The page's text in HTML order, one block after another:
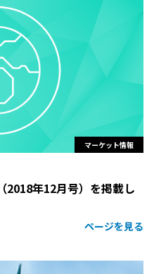
マーケット情報
2018年12月号）を掲載し
ページを見る